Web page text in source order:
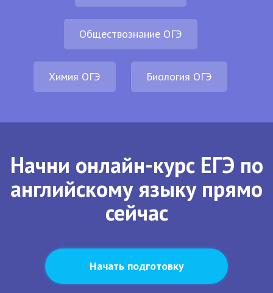
Обществознание ОГЭ
Химия ОГЭ Биология ОГЭ
Начни онлайн-курс ЕГЭ по
английскому языку прямо
сейчас
Начать подготовку